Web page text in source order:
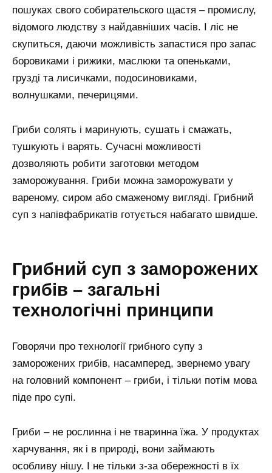
пошуках свого собирательского щастя – промислу,
відомого людству з найдавніших часів. І ліс не
скупиться, даючи можливість запастися про запас
боровиками і рижики, маслюки та опеньками,
грузді та лисичками, подосиновиками,
волнушками, печерицями.
Гриби солять і маринують, сушать і смажать,
тушкують і варять. Сучасні можливості
дозволяють робити заготовки методом
заморожування. Гриби можна заморожувати у
вареному, сиром або смаженому вигляді. Грибний
суп з напівфабрикатів готується набагато швидше.
Грибний суп з заморожених
грибів – загальні
технологічні принципи
Говорячи про технології грибного супу з
заморожених грибів, насамперед, звернемо увагу
на головний компонент – гриби, і тільки потім мова
піде про супі.
Гриби – не рослинна і не тваринна їжа. У продуктах
харчування, як і в природі, вони займають
особливу нішу. І не тільки з-за обережності в їх